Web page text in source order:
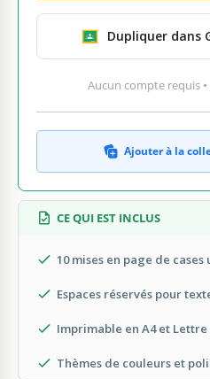
Dupliquer dans
Aucun compte requis
Ajouter à la
CE QUI EST INCLUS
10 mises en page de cases
Espaces réservés pour
Imprimable en A4 et Lettre
Thèmes de couleurs et